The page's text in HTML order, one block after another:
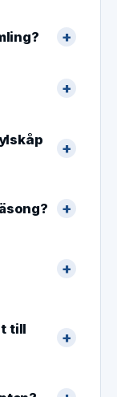
till